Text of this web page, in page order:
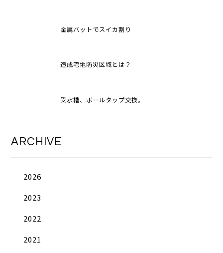
金属バットでスイカ割り
造成宅地防災区域とは？
受水槽、ボールタップ交換。
ARCHIVE
2026
2023
2022
2021